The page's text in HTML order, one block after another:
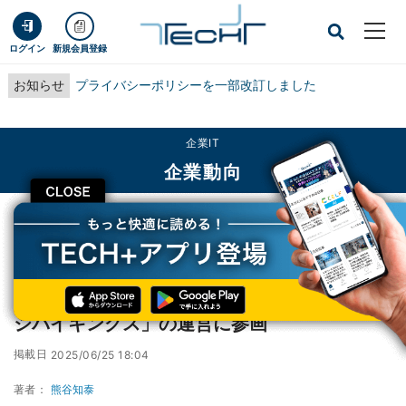
ログイン 新規会員登録
お知らせ プライバシーポリシーを一部改訂しました
CLOSE
企業IT
企業動向
TECH+ 企業IT
企業動向
サイボウズがプロバスケチーム「愛媛オレンジバイキングス」の運営に参画
サイボウズがプロバスケチーム「愛媛オレン
ジバイキングス」の運営に参画
掲載日 2025/06/25 18:04
著者： 熊谷知泰